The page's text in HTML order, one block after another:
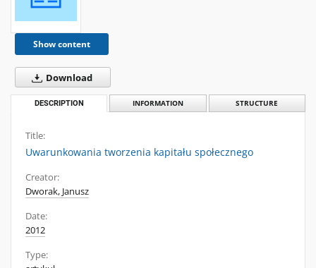
Show content
Download
DESCRIPTION INFORMATION STRUCTURE
Title:
Uwarunkowania tworzenia kapitału społecznego
Creator:
Dworak, Janusz
Date:
2012
Type: